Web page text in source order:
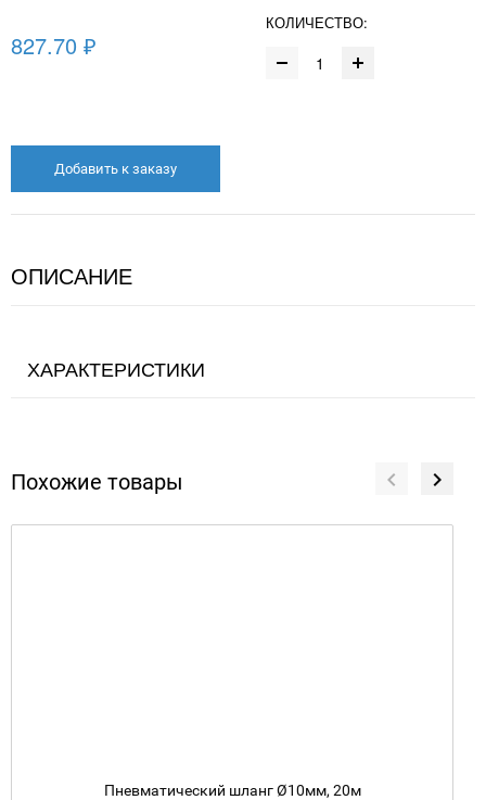
827.70 ₽
КОЛИЧЕСТВО:
Добавить к заказу
ОПИСАНИЕ
ХАРАКТЕРИСТИКИ
Похожие товары
Пневматический шланг Ø10мм, 20м